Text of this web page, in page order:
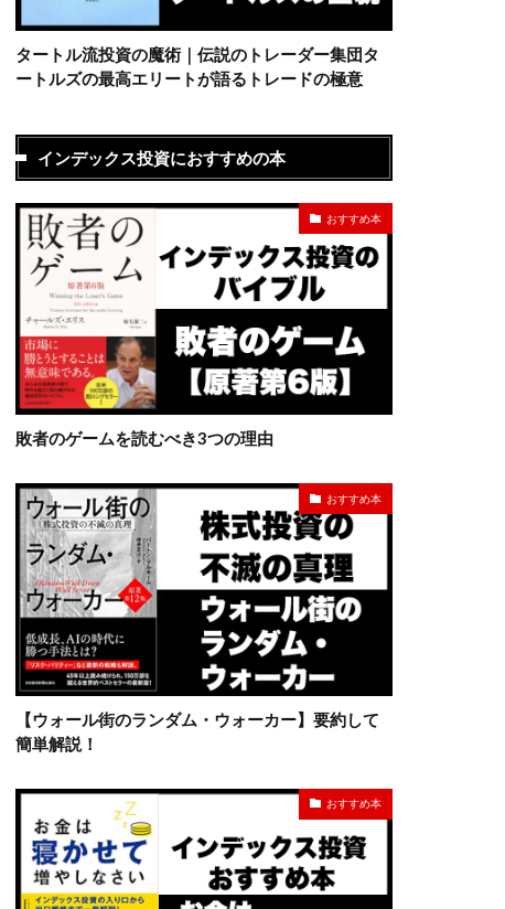
タートル流投資の魔術｜伝説のトレーダー集団タ
ートルズの最高エリートが語るトレードの極意
インデックス投資におすすめの本
おすすめ本
敗者のゲームを読むべき3つの理由
おすすめ本
【ウォール街のランダム・ウォーカー】要約して
簡単解説！
おすすめ本